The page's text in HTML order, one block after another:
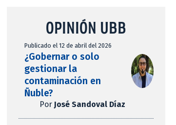
OPINIÓN UBB
Publicado el 12 de abril del 2026
¿Gobernar o solo
gestionar la
contaminación en
Ñuble?
Por José Sandoval Díaz